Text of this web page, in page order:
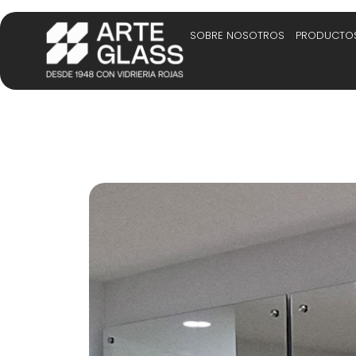
SOBRE NOSOTROS